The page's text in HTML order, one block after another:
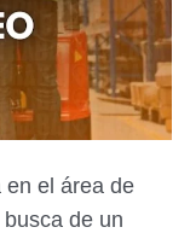
en el área de
de un